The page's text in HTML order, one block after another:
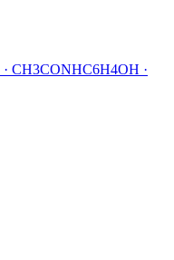
· CH3CONHC6H4OH ·